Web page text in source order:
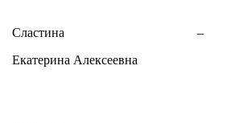
Сластина
Екатерина Алексеевна
–